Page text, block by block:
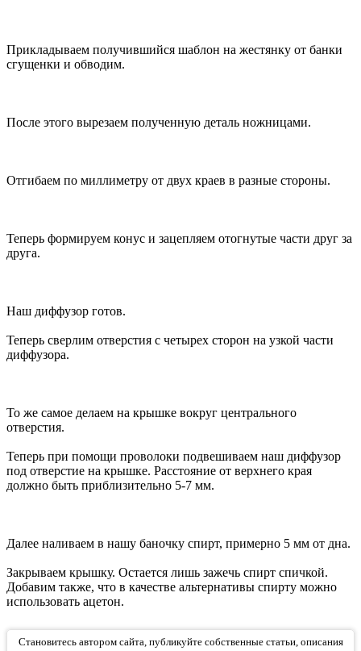
Прикладываем получившийся шаблон на жестянку от банки
сгущенки и обводим.
После этого вырезаем полученную деталь ножницами.
Отгибаем по миллиметру от двух краев в разные стороны.
Теперь формируем конус и зацепляем отогнутые части друг за
друга.
Наш диффузор готов.
Теперь сверлим отверстия с четырех сторон на узкой части
диффузора.
То же самое делаем на крышке вокруг центрального
отверстия.
Теперь при помощи проволоки подвешиваем наш диффузор
под отверстие на крышке. Расстояние от верхнего края
должно быть приблизительно 5-7 мм.
Далее наливаем в нашу баночку спирт, примерно 5 мм от дна.
Закрываем крышку. Остается лишь зажечь спирт спичкой.
Добавим также, что в качестве альтернативы спирту можно
использовать ацетон.
Становитесь автором сайта, публикуйте собственные статьи, описания